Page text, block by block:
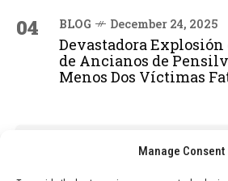
Manage Consent
04 BLOG December 24, 2025
Devastadora
de Ancianos de
Menos Dos Víctimas